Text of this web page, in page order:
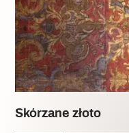
Skórzane złoto